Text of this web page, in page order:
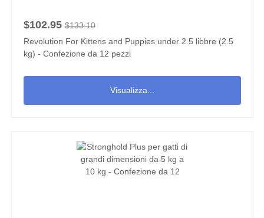
$102.95 $133.10
Revolution For Kittens and Puppies under 2.5 libbre (2.5
kg) - Confezione da 12 pezzi
Visualizza...